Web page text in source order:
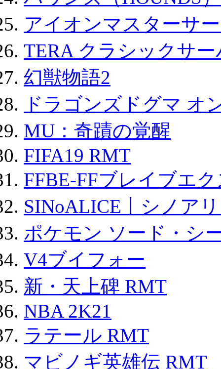
アイオンマスターサ
TERA クラシックサ
幻獣物語2
ドラゴンズドグマ オ
MU：奇蹟の覚醒
FIFA19 RMT
FFBE-FFブレイブエ
SINoALICE丨シノア
ポケモン ソード・シ
V4ブイフォー
新・天上碑 RMT
NBA 2K21
ラテール RMT
マビノギ英雄伝 RMT